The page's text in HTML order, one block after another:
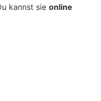
kannst sie online